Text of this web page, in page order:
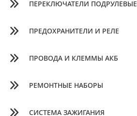
ПЕРЕКЛЮЧАТЕЛИ ПОДРУЛЕВЫЕ
ПРЕДОХРАНИТЕЛИ И РЕЛЕ
ПРОВОДА И КЛЕММЫ АКБ
РЕМОНТНЫЕ НАБОРЫ
СИСТЕМА ЗАЖИГАНИЯ